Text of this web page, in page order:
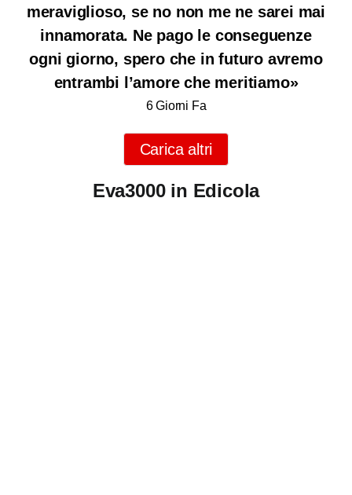
meraviglioso, se no non me ne sarei mai
innamorata. Ne pago le conseguenze
ogni giorno, spero che in futuro avremo
entrambi l’amore che meritiamo»
6 Giorni Fa
Carica altri
Eva3000 in Edicola